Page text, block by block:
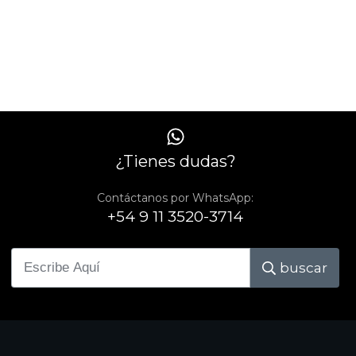
¿Tienes dudas?
Contáctanos por WhatsApp:
+54 9 11 3520-3714
buscar